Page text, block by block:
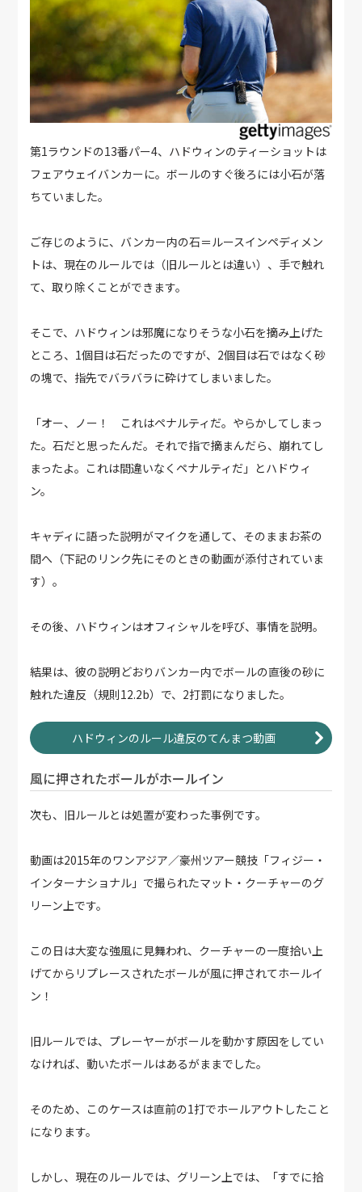
第1ラウンドの13番パー4、ハドウィンのティーショットは
フェアウェイバンカーに。ボールのすぐ後ろには小石が落
ちていました。
ご存じのように、バンカー内の石＝ルースインペディメン
トは、現在のルールでは（旧ルールとは違い）、手で触れ
て、取り除くことができます。
そこで、ハドウィンは邪魔になりそうな小石を摘み上げた
ところ、1個目は石だったのですが、2個目は石ではなく砂
の塊で、指先でバラバラに砕けてしまいました。
「オー、ノー！ これはペナルティだ。やらかしてしまっ
た。石だと思ったんだ。それで指で摘まんだら、崩れてし
まったよ。これは間違いなくペナルティだ」とハドウィ
ン。
キャディに語った説明がマイクを通して、そのままお茶の
間へ（下記のリンク先にそのときの動画が添付されていま
す）。
その後、ハドウィンはオフィシャルを呼び、事情を説明。
結果は、彼の説明どおりバンカー内でボールの直後の砂に
触れた違反（規則12.2b）で、2打罰になりました。
ハドウィンのルール違反のてんまつ動画
風に押されたボールがホールイン
次も、旧ルールとは処置が変わった事例です。
動画は2015年のワンアジア／豪州ツアー競技「フィジー・
インターナショナル」で撮られたマット・クーチャーのグ
リーン上です。
この日は大変な強風に見舞われ、クーチャーの一度拾い上
げてからリプレースされたボールが風に押されてホールイ
ン！
旧ルールでは、プレーヤーがボールを動かす原因をしてい
なければ、動いたボールはあるがままでした。
そのため、このケースは直前の1打でホールアウトしたこと
になります。
しかし、現在のルールでは、グリーン上では、「すでに拾